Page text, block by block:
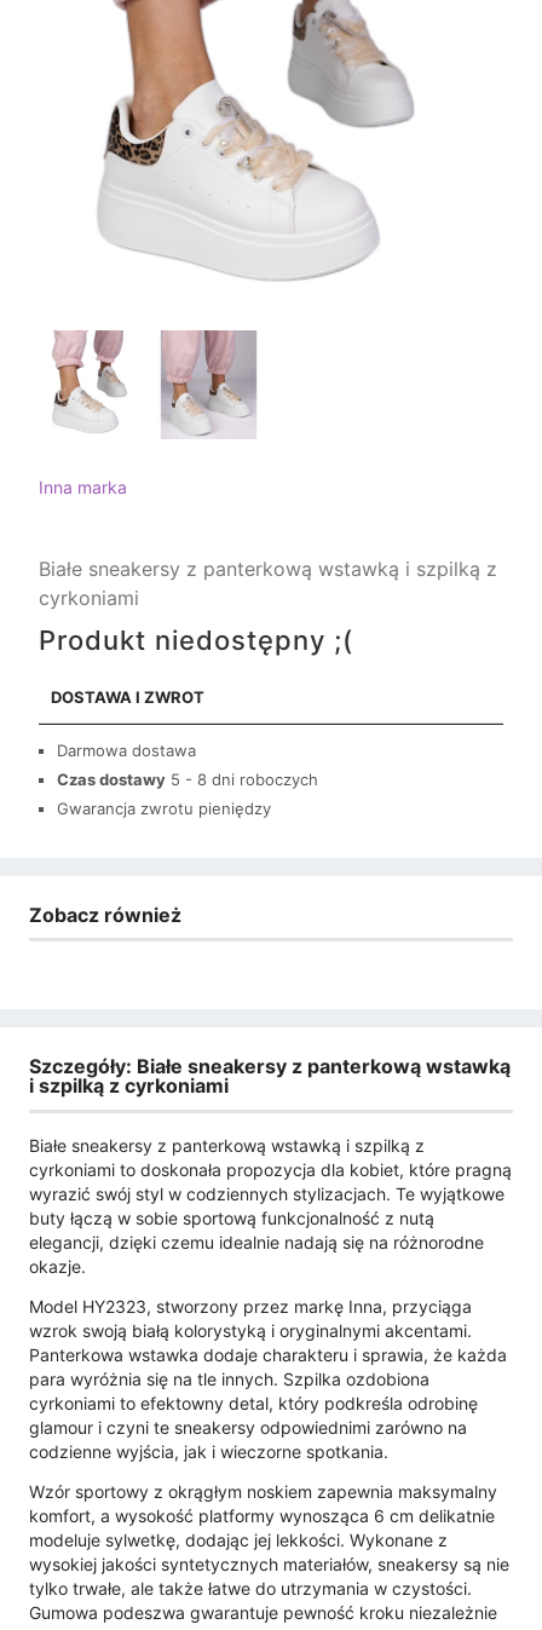
Inna marka
Białe sneakersy z panterkową wstawką i szpilką z
cyrkoniami
Produkt niedostępny ;(
DOSTAWA I ZWROT
Darmowa dostawa
Czas dostawy 5 - 8 dni roboczych
Gwarancja zwrotu pieniędzy
Zobacz również
Szczegóły: Białe sneakersy z panterkową wstawką
i szpilką z cyrkoniami
Białe sneakersy z panterkową wstawką i szpilką z
cyrkoniami to doskonała propozycja dla kobiet, które pragną
wyrazić swój styl w codziennych stylizacjach. Te wyjątkowe
buty łączą w sobie sportową funkcjonalność z nutą
elegancji, dzięki czemu idealnie nadają się na różnorodne
okazje.
Model HY2323, stworzony przez markę Inna, przyciąga
wzrok swoją białą kolorystyką i oryginalnymi akcentami.
Panterkowa wstawka dodaje charakteru i sprawia, że każda
para wyróżnia się na tle innych. Szpilka ozdobiona
cyrkoniami to efektowny detal, który podkreśla odrobinę
glamour i czyni te sneakersy odpowiednimi zarówno na
codzienne wyjścia, jak i wieczorne spotkania.
Wzór sportowy z okrągłym noskiem zapewnia maksymalny
komfort, a wysokość platformy wynosząca 6 cm delikatnie
modeluje sylwetkę, dodając jej lekkości. Wykonane z
wysokiej jakości syntetycznych materiałów, sneakersy są nie
tylko trwałe, ale także łatwe do utrzymania w czystości.
Gumowa podeszwa gwarantuje pewność kroku niezależnie